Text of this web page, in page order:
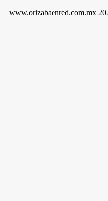
www.orizabaenred.com.mx